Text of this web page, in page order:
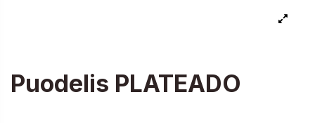
Puodelis PLATEADO